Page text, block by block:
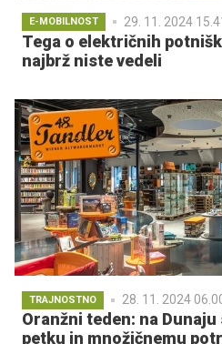
E-MOBILNOST 29. 11. 2024
Tega o električnih
najbrž niste vedeli
TRAJNOSTNO 28. 11. 2024
Oranžni teden: na
petku in množičnemu